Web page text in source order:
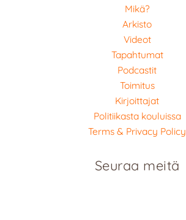
Mikä?
Arkisto
Videot
Tapahtumat
Podcastit
Toimitus
Kirjoittajat
Politiikasta kouluissa
Terms & Privacy Policy
Seuraa meitä